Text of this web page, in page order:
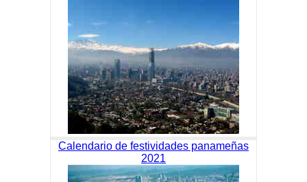
Calendario de festividades panameñas
2021